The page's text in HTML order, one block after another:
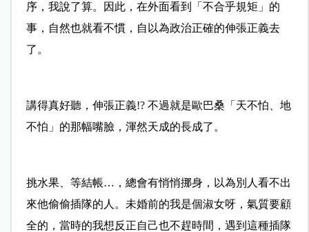
序，我說了算。因此，在外面看到「不合乎規矩」的
事，自然也就看不慣，自以為政治正確的伸張正義去
了。
講得真好聽，伸張正義!? 不過就是歐巴桑「天不怕、地
不怕」的那幅嘴臉，渾然天成的長成了。
挑水果、等結帳…，總會有悄悄挪身，以為別人看不出
來他偷偷插隊的人。未婚前的我是個淑女呀，氣質要顧
全的，當時的我想反正自己也不趕時間，遇到這種插隊